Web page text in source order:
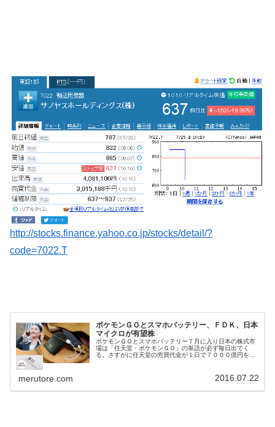
http://stocks.finance.yahoo.co.jp/stocks/detail/?
code=7022.T
ポケモンＧＯとスマホバッテリー、ＦＤＫ、日本
マイクロが有望株
ポケモンＧＯとスマホバッテリー７月に入り日本の株式市
場は「任天堂・ポケモンＧＯ」の単語が必ず毎日出てく
る。さすがに任天堂の売買代金が１日で７０００億円を超
merutore.com 2016.07.22